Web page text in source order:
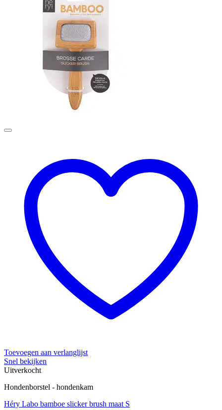
Toevoegen aan verlanglijst
Snel bekijken
Uitverkocht
Hondenborstel - hondenkam
Héry Labo bamboe slicker brush maat S